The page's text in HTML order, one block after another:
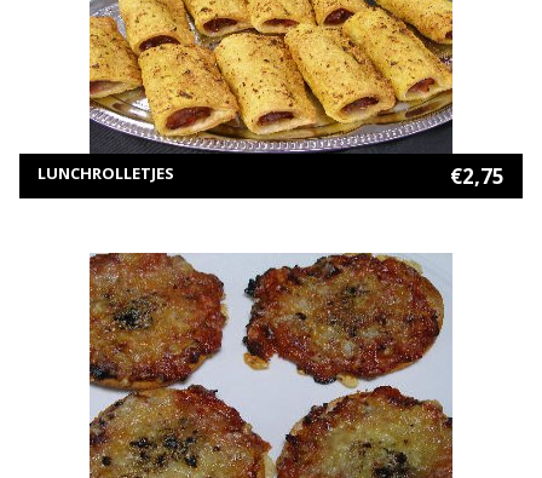
MEER INFORMATIE
TOEVOEGEN AAN WINKELWAGEN
€2,75
LUNCHROLLETJES
MEER INFORMATIE
TOEVOEGEN AAN WINKELWAGEN